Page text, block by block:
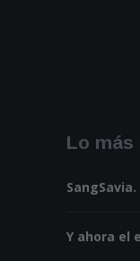
Lo más
Y ahora el